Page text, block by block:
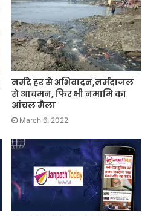
नर्मदे हर से अभिवादन,नर्मदाजल
से आचमन, फिर भी नमामि का
आंचल मैला
March 6, 2022